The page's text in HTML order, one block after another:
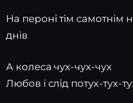
На пероні тім самотнім
днів
А колеса чух-чух-чух
Любов і слід потух-тух-